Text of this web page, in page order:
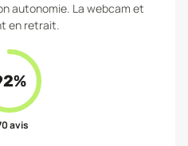
autonomie. La webcam et
en retrait.
%
avis